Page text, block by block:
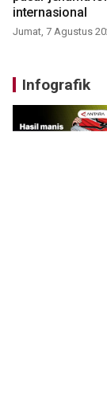
internasional
Jumat, 7 Agustus
Infografik